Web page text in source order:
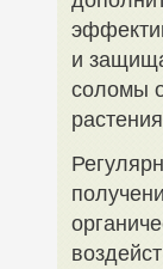
и
соломы